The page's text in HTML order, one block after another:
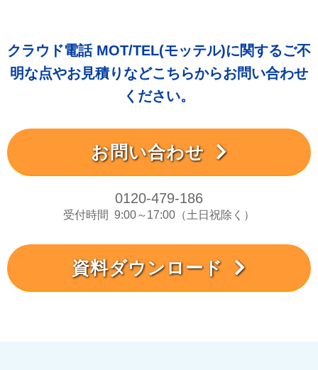
クラウド電話 MOT/TEL(モッテル)に関するご不
明な点やお見積りなどこちらからお問い合わせ
ください。
お問い合わせ
0120-479-186
受付時間 9:00～17:00（土日祝除く）
資料ダウンロード